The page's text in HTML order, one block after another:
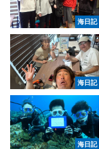
海日記
海日記
海日記